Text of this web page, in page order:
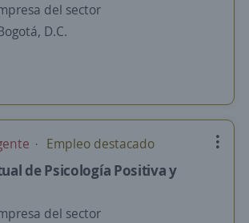
del sector
D.C.
Empleo destacado
de Psicología Positiva y
del sector